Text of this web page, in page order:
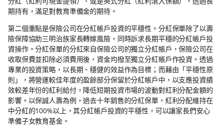
期持有，滿足對教育準備金的期待。
第二個重點是保險公司在分紅帳戶投資的平穩性。分紅保單除了以壽
險保障協助三明治族家長轉嫁風險，同時訴求長期平穩的分紅帳戶投
資操作。分紅保單的分紅來自保險公司的獨立分紅帳戶，保險公司在
收取保費並扣除必須費用後，資金均撥至獨立分紅帳戶作投資。透過
專業的投資策略，以長期、穩健的效益作為目標；而藉由「平穩性原
則」，將營運較佳年度的盈餘部分保留於分紅帳戶中，以支應投資績
效較差年份的紅利給付，降低短期投資市場的波動對紅利分配金額的
影響。以保誠人壽為例，過去十年銷售的分紅保單，紅利分配維持在
中分紅的100%以上，其分紅帳戶投資的平穩性，可以讓家長們安心
準備子女教育基金。